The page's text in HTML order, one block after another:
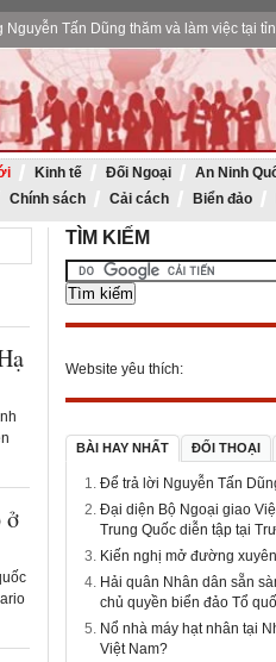
Nguyễn Tấn Dũng thăm và làm việc tại
khí Quốc gia VN phải làm tốt 4
Dũng tham dự kỷ niệm 30 năm thành lập
Dũng dâng hương mộ cụ phó bảng
Kinh tế Đối Ngoại An Ninh
Chính sách Cải cách Biển đảo
ở
TÌM KIẾM
Website yêu thích:
BÀI HAY NHẤT ĐỐI THOẠI
Để trả lời Nguyễn Tấn
Đại diện Bộ Ngoại giao
Trung Quốc diễn tập tại
Kiến nghị mở đường
Hải quân Nhân dân sẵn
chủ quyền biển đảo Tổ
Nổ nhà máy hạt nhân tại
Việt Nam?